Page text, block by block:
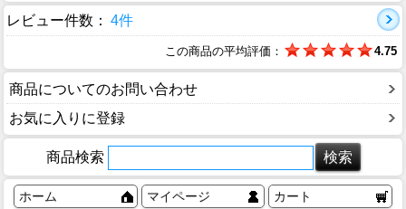
レビュー件数： 4件
この商品の平均評価： 4.75
商品についてのお問い合わせ
お気に入りに登録
商品検索
ホーム マイページ カート